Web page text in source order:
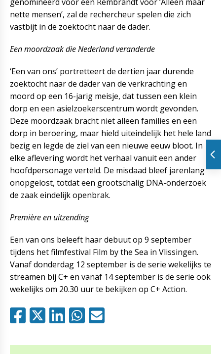
nette mensen’, zal de rechercheur spelen die zich
vastbijt in de zoektocht naar de dader.
Een moordzaak die Nederland veranderde
‘Een van ons’ portretteert de dertien jaar durende
zoektocht naar de dader van de verkrachting en
moord op een 16-jarig meisje, dat tussen een klein
dorp en een asielzoekerscentrum wordt gevonden.
Deze moordzaak bracht niet alleen families en een
dorp in beroering, maar hield uiteindelijk het hele land
bezig en legde de ziel van een nieuwe eeuw bloot. In
elke aflevering wordt het verhaal vanuit een ander
hoofdpersonage verteld. De misdaad bleef jarenlang
onopgelost, totdat een grootschalig DNA-onderzoek
de zaak eindelijk openbrak.
Première en uitzending
Een van ons beleeft haar debuut op 9 september
tijdens het filmfestival Film by the Sea in Vlissingen.
Vanaf donderdag 12 september is de serie wekelijks te
streamen bij C+ en vanaf 14 september is de serie ook
wekelijks om 20.30 uur te bekijken op C+ Action.